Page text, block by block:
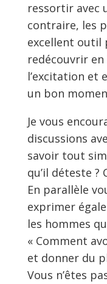
ressortir avec
contraire, les
excellent outil
redécouvrir
l’excitation et
un bon
Je vous
discussions
savoir tout
qu’il déteste ?
En parallèle
exprimer
les hommes
« Comment
et donner du
Vous n’êtes